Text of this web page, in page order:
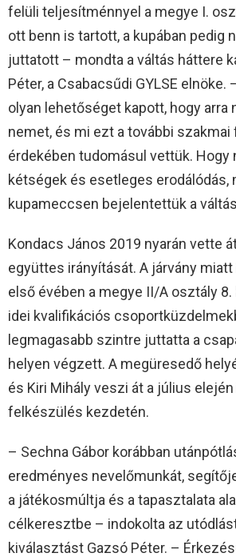
felüli teljesítménnyel a megye I.
ott benn is tartott, a kupában pedig
juttatott – mondta a váltás háttere
Péter, a Csabacsűdi GYLSE
olyan lehetőséget kapott, hogy arra
nemet, és mi ezt a további
érdekében tudomásul vettük. Hogy
kétségek és esetleges erodálódás,
kupameccsen bejelentettük a
Kondacs János 2019 nyarán vette
együttes irányítását. A járvány
első évében a megye II/A osztály 8.
idei kvalifikációs
legmagasabb szintre juttatta a
helyen végzett. A megüresedő
és Kiri Mihály veszi át a július
felkészülés kezdetén.
– Sechna Gábor korábban
eredményes nevelőmunkát,
a játékosmúltja és a tapasztalata
célkeresztbe – indokolta az
kiválasztást Gazsó Péter. –